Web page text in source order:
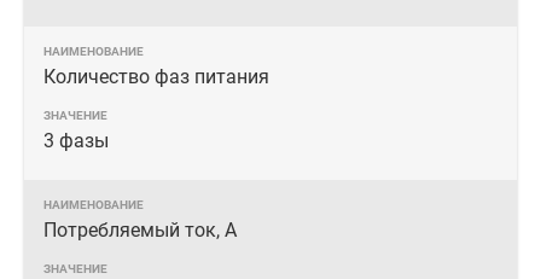
Количество фаз питания
3 фазы
Потребляемый ток, А